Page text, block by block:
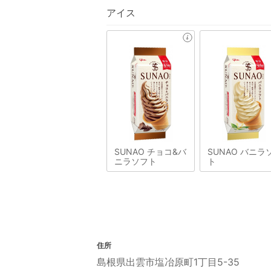
アイス
SUNAO チョコ&バ
ニラソフト
SUNAO バニラ
ト
住所
島根県出雲市塩冶原町1丁目5-35